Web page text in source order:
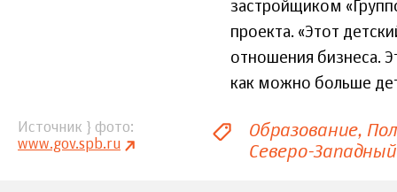
застройщиком
проекта. «Этот
отношения бизнеса.
как можно больше
Источник } фото
www.gov.spb.ru
Образование
Северо-